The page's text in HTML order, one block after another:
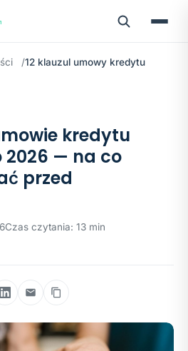
12 klauzul umowy kredytu
kredytu
2026 — na co
przed
Czas czytania: 13 min